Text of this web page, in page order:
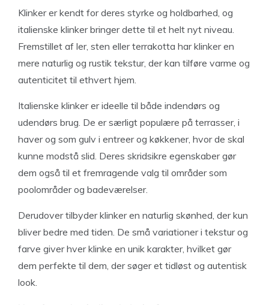
Klinker er kendt for deres styrke og holdbarhed, og
italienske klinker bringer dette til et helt nyt niveau.
Fremstillet af ler, sten eller terrakotta har klinker en
mere naturlig og rustik tekstur, der kan tilføre varme og
autenticitet til ethvert hjem.
Italienske klinker er ideelle til både indendørs og
udendørs brug. De er særligt populære på terrasser, i
haver og som gulv i entreer og køkkener, hvor de skal
kunne modstå slid. Deres skridsikre egenskaber gør
dem også til et fremragende valg til områder som
poolområder og badeværelser.
Derudover tilbyder klinker en naturlig skønhed, der kun
bliver bedre med tiden. De små variationer i tekstur og
farve giver hver klinke en unik karakter, hvilket gør
dem perfekte til dem, der søger et tidløst og autentisk
look.